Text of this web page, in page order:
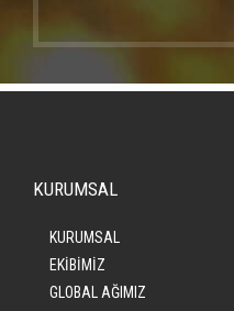
KURUMSAL
KURUMSAL
EKİBİMİZ
GLOBAL AĞIMIZ